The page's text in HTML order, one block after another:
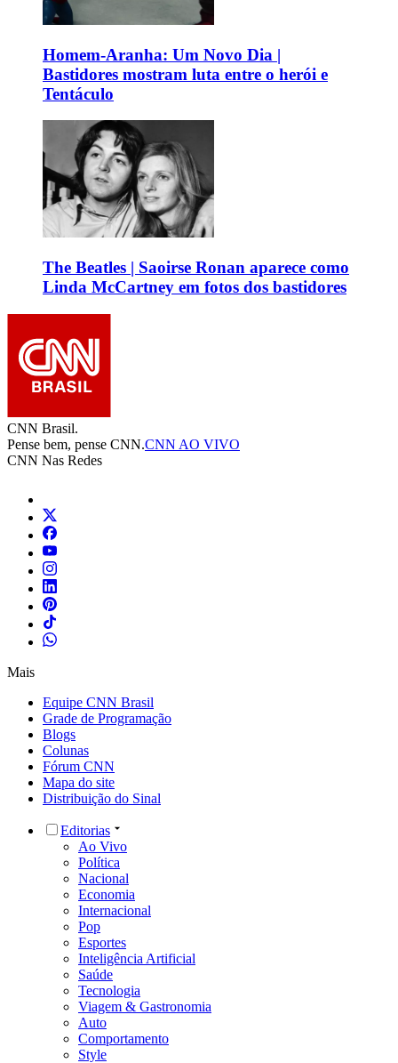
Homem-Aranha: Um Novo Dia |
Bastidores mostram luta entre o herói e
Tentáculo
The Beatles | Saoirse Ronan aparece como
Linda McCartney em fotos dos bastidores
CNN Brasil.
Pense bem, pense CNN.CNN AO VIVO
CNN Nas Redes
Mais
Equipe CNN Brasil
Grade de Programação
Blogs
Colunas
Fórum CNN
Mapa do site
Distribuição do Sinal
Editorias
Ao Vivo
Política
Nacional
Economia
Internacional
Pop
Esportes
Inteligência Artificial
Saúde
Tecnologia
Viagem & Gastronomia
Auto
Comportamento
Style